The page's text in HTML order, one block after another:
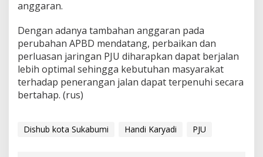
anggaran.
Dengan adanya tambahan anggaran pada
perubahan APBD mendatang, perbaikan dan
perluasan jaringan PJU diharapkan dapat berjalan
lebih optimal sehingga kebutuhan masyarakat
terhadap penerangan jalan dapat terpenuhi secara
bertahap. (rus)
Dishub kota Sukabumi Handi Karyadi PJU